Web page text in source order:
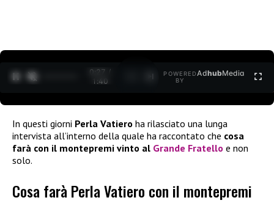
0:28 /
1:40
POWERED
BY
AdhubMedia
In questi giorni Perla Vatiero ha rilasciato una lunga
intervista all’interno della quale ha raccontato che cosa
farà con il montepremi vinto al Grande Fratello e non
solo.
Cosa farà Perla Vatiero con il montepremi